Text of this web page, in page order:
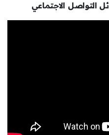
التواصل الاجتماعي